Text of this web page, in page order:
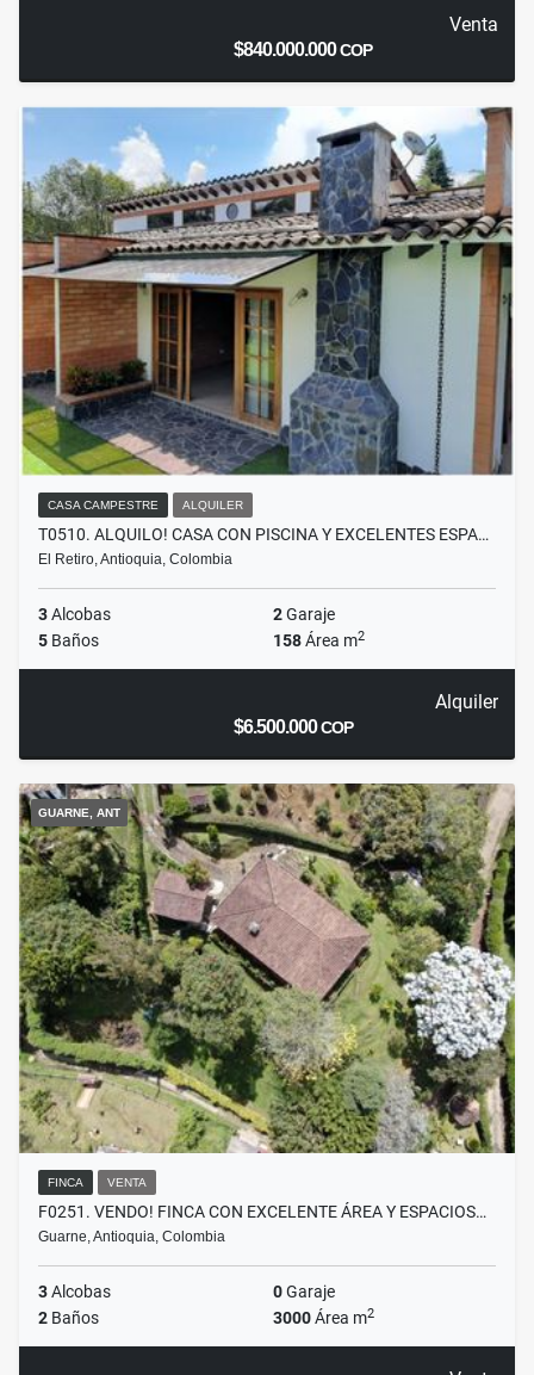
Venta
$840.000.000COP
CASA CAMPESTRE ALQUILER
T0510. ALQUILO! CASA CON PISCINA Y EXCELENTES ESPA…
El Retiro, Antioquia, Colombia
3Alcobas 2Garaje
5 Baños 158Área m2
Alquiler
$6.500.000COP
GUARNE, ANT
FINCA VENTA
F0251. VENDO! FINCA CON EXCELENTE ÁREA Y ESPACIOS…
Guarne, Antioquia, Colombia
3Alcobas 0Garaje
2 Baños 3000Área m2